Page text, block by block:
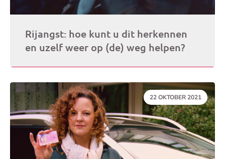
Rijangst: hoe kunt u dit herkennen
en uzelf weer op (de) weg helpen?
DATUM:
22 OKTOBER 2021